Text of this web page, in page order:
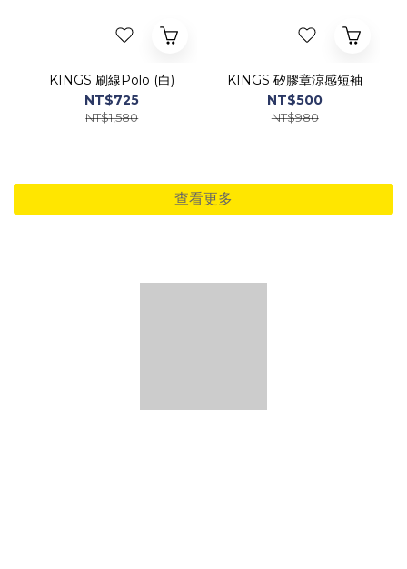
KINGS 刷線Polo (白)
NT$725
NT$1,580
KINGS 矽膠章涼感短袖
NT$500
NT$980
查看更多